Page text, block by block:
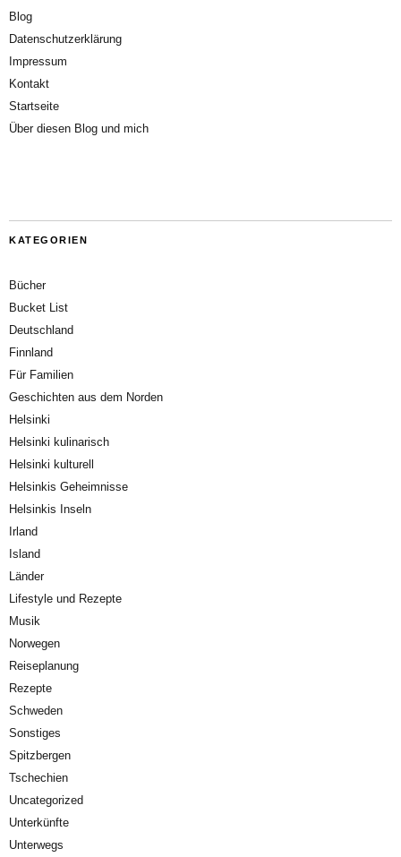
Blog
Datenschutzerklärung
Impressum
Kontakt
Startseite
Über diesen Blog und mich
KATEGORIEN
Bücher
Bucket List
Deutschland
Finnland
Für Familien
Geschichten aus dem Norden
Helsinki
Helsinki kulinarisch
Helsinki kulturell
Helsinkis Geheimnisse
Helsinkis Inseln
Irland
Island
Länder
Lifestyle und Rezepte
Musik
Norwegen
Reiseplanung
Rezepte
Schweden
Sonstiges
Spitzbergen
Tschechien
Uncategorized
Unterkünfte
Unterwegs